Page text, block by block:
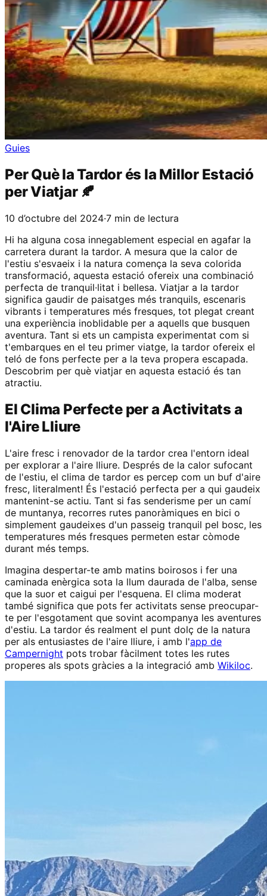
Guies
Per Què la Tardor és la Millor Estació
per Viatjar 🍂
10 d’octubre del 2024·7 min de lectura
Hi ha alguna cosa innegablement especial en agafar la
carretera durant la tardor. A mesura que la calor de
l'estiu s'esvaeix i la natura comença la seva colorida
transformació, aquesta estació ofereix una combinació
perfecta de tranquil·litat i bellesa. Viatjar a la tardor
significa gaudir de paisatges més tranquils, escenaris
vibrants i temperatures més fresques, tot plegat creant
una experiència inoblidable per a aquells que busquen
aventura. Tant si ets un campista experimentat com si
t'embarques en el teu primer viatge, la tardor ofereix el
teló de fons perfecte per a la teva propera escapada.
Descobrim per què viatjar en aquesta estació és tan
atractiu.
El Clima Perfecte per a Activitats a
l'Aire Lliure
L'aire fresc i renovador de la tardor crea l'entorn ideal
per explorar a l'aire lliure. Després de la calor sufocant
de l'estiu, el clima de tardor es percep com un buf d'aire
fresc, literalment! És l'estació perfecta per a qui gaudeix
mantenint-se actiu. Tant si fas senderisme per un camí
de muntanya, recorres rutes panoràmiques en bici o
simplement gaudeixes d'un passeig tranquil pel bosc, les
temperatures més fresques permeten estar còmode
durant més temps.
Imagina despertar-te amb matins boirosos i fer una
caminada enèrgica sota la llum daurada de l'alba, sense
que la suor et caigui per l'esquena. El clima moderat
també significa que pots fer activitats sense preocupar-
te per l'esgotament que sovint acompanya les aventures
d'estiu. La tardor és realment el punt dolç de la natura
per als entusiastes de l'aire lliure, i amb l'app de
Campernight pots trobar fàcilment totes les rutes
properes als spots gràcies a la integració amb Wikiloc.